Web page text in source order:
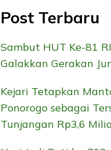
Post Terbaru
Sambut HUT Ke-81
Galakkan Gerakan
Kejari Tetapkan
Ponorogo sebagai
Tunjangan Rp3,6